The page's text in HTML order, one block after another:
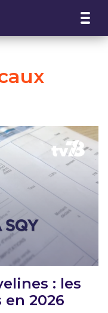
: les
2026